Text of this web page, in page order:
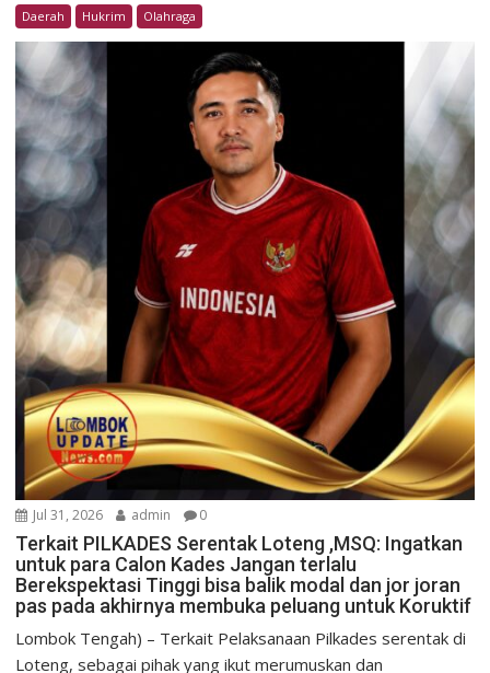
Daerah Hukrim Olahraga
Jul 31, 2026 admin 0
Terkait PILKADES Serentak Loteng ,MSQ: Ingatkan
untuk para Calon Kades Jangan terlalu
Berekspektasi Tinggi bisa balik modal dan jor joran
pas pada akhirnya membuka peluang untuk Koruktif
Lombok Tengah) – Terkait Pelaksanaan Pilkades serentak di
Loteng, sebagai pihak yang ikut merumuskan dan